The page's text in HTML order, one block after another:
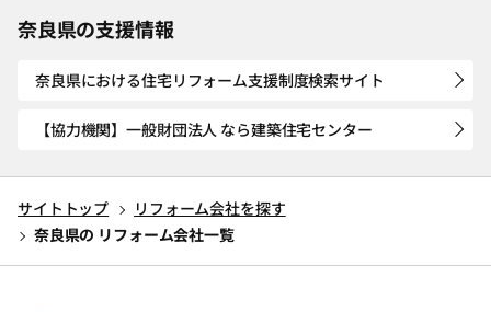
奈良県の支援情報
奈良県における住宅リフォーム支援制度検索サイト
【協力機関】一般財団法人 なら建築住宅センター
サイトトップ
リフォーム会社を探す
奈良県の リフォーム会社一覧